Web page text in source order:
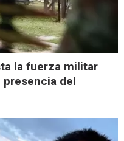
la fuerza militar
presencia del